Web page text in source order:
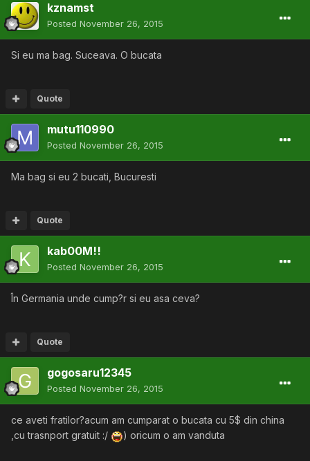
kznamst
Posted November 26, 2015
Si eu ma bag. Suceava. O bucata
Quote
mutu110990
Posted November 26, 2015
Ma bag si eu 2 bucati, Bucuresti
Quote
kab00M!!
Posted November 26, 2015
În Germania unde cump?r si eu asa ceva?
Quote
gogosaru12345
Posted November 26, 2015
ce aveti fratilor?acum am cumparat o bucata cu 5$ din china
,cu trasnport gratuit :/
) oricum o am vanduta